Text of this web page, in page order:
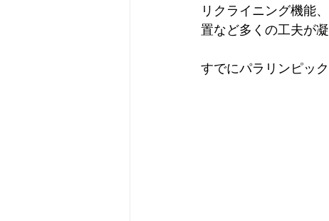
リクライニング機能
置など多くの工夫が
すでにパラリンピッ